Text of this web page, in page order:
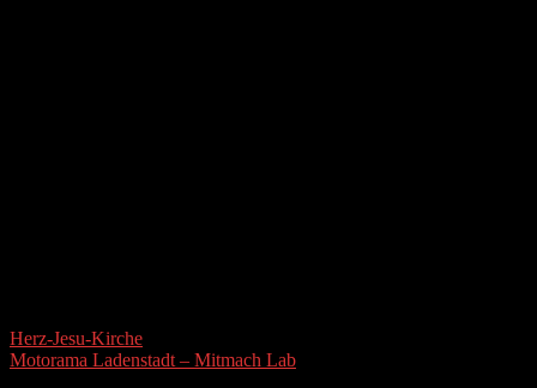
Herz-Jesu-Kirche
Motorama Ladenstadt – Mitmach Lab